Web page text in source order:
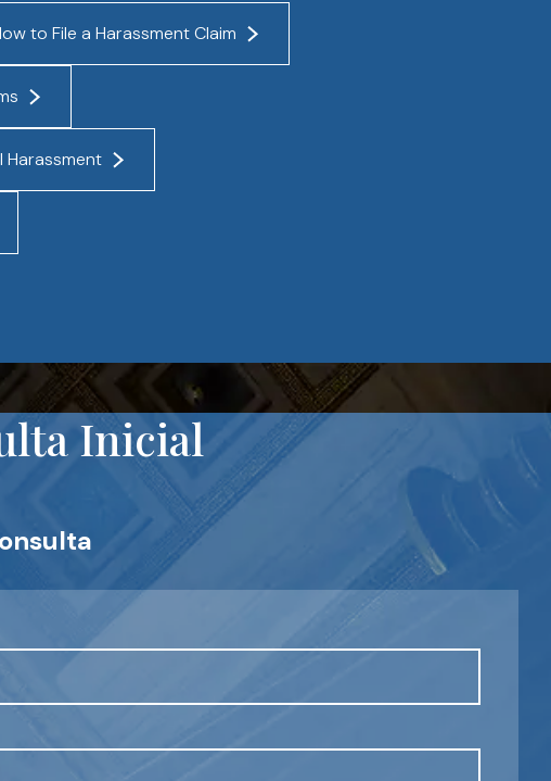
to File a Harassment Claim
Harassment
Inicial